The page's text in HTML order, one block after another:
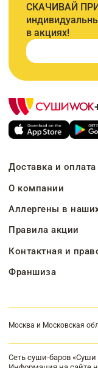
СКАЧИВАЙ
в акциях!
Доставка и оплата
О компании
Аллергены в
Правила акции
Контактная и
Франшиза
Москва и Московская
Сеть суши-баров «Суши